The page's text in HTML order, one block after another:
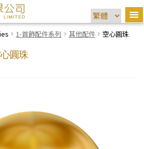
1-首飾配件系列 其他配件 空心圓珠
圓珠